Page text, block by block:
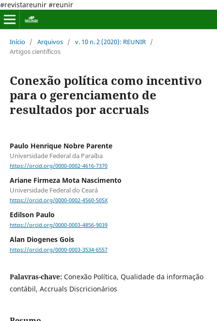
#revistareunir #reunir
Início / Arquivos / v. 10 n. 2 (2020): REUNIR /
Artigos científicos
Conexão política como incentivo
para o gerenciamento de
resultados por accruals
Paulo Henrique Nobre Parente
Universidade Federal da Paraíba
https://orcid.org/0000-0002-4616-7370
Ariane Firmeza Mota Nascimento
Universidade Federal do Ceará
https://orcid.org/0000-0002-4560-505X
Edilson Paulo
https://orcid.org/0000-0003-4856-9039
Alan Diogenes Gois
https://orcid.org/0000-0003-3534-6557
Palavras-chave: Conexão Política, Qualidade da informação
contábil, Accruals Discricionários